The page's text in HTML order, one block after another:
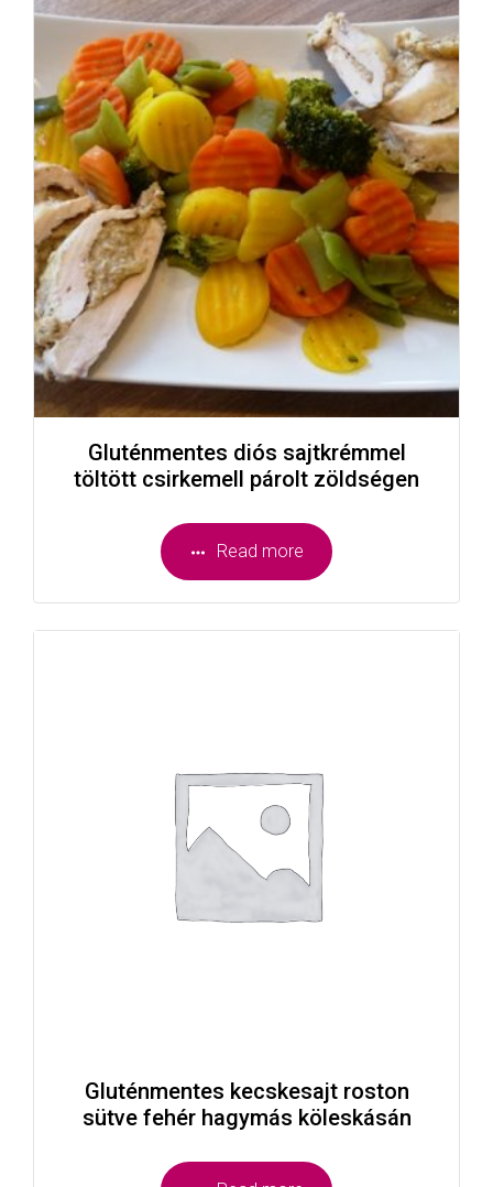
Gluténmentes diós sajtkrémmel
töltött csirkemell párolt zöldségen
Read more
Gluténmentes kecskesajt roston
sütve fehér hagymás köleskásán